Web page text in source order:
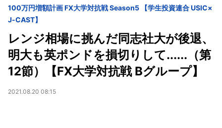
100万円増額計画 FX大学対抗戦 Season5 【学生投資連合 USIC×
J-CAST】
レンジ相場に挑んだ同志社大が後退、
明大も英ポンドを損切りして......（第
12節）【FX大学対抗戦 Bグループ】
2021.08.20 08:15